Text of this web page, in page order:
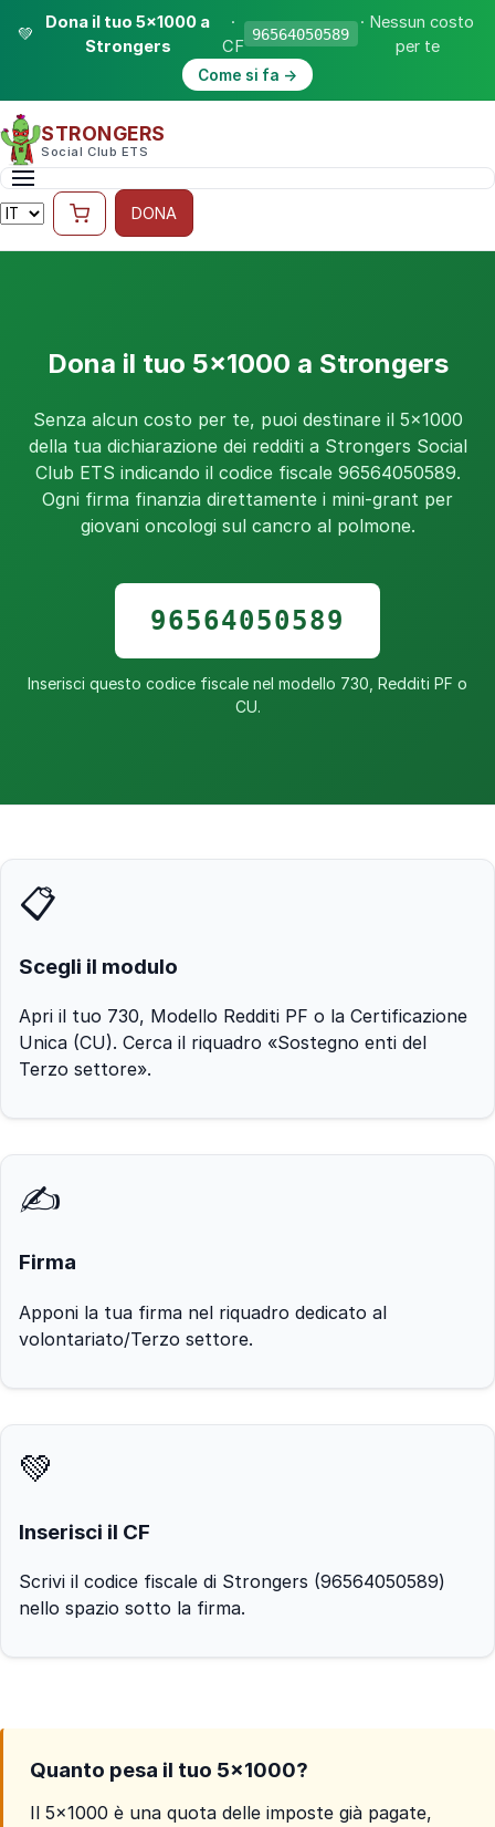
💚
Dona il tuo 5×1000 a
Strongers
·
CF
96564050589
· Nessun costo
per te
Come si fa →
STRONGERS
Social Club ETS
DONA
Dona il tuo 5×1000 a Strongers
Senza alcun costo per te, puoi destinare il 5×1000
della tua dichiarazione dei redditi a Strongers Social
Club ETS indicando il codice fiscale 96564050589.
Ogni firma finanzia direttamente i mini-grant per
giovani oncologi sul cancro al polmone.
96564050589
Inserisci questo codice fiscale nel modello 730, Redditi PF o
CU.
📋
Scegli il modulo
Apri il tuo 730, Modello Redditi PF o la Certificazione
Unica (CU). Cerca il riquadro «Sostegno enti del
Terzo settore».
✍️
Firma
Apponi la tua firma nel riquadro dedicato al
volontariato/Terzo settore.
💚
Inserisci il CF
Scrivi il codice fiscale di Strongers (96564050589)
nello spazio sotto la firma.
Quanto pesa il tuo 5×1000?
Il 5×1000 è una quota delle imposte già pagate,